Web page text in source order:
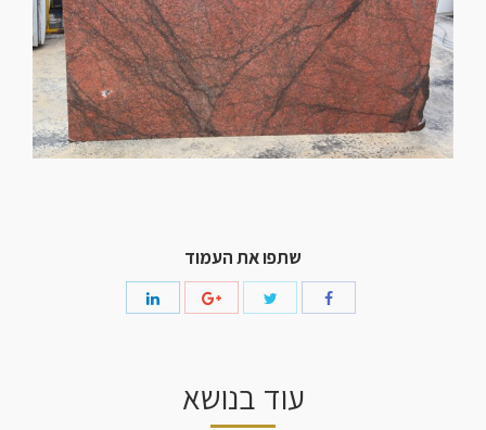
שתפו את העמוד
עוד בנושא